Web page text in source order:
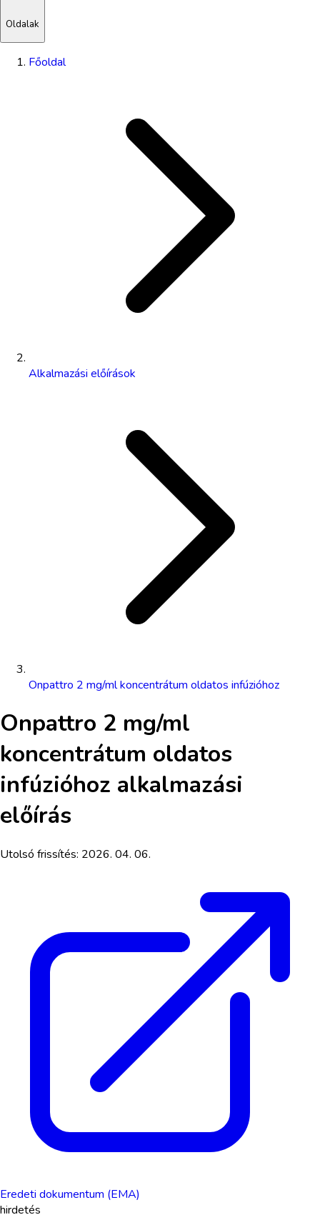
Oldalak
Főoldal
Alkalmazási előírások
Onpattro 2 mg/ml koncentrátum oldatos infúzióhoz
Onpattro 2 mg/ml
koncentrátum oldatos
infúzióhoz alkalmazási
előírás
Utolsó frissítés: 2026. 04. 06.
Eredeti dokumentum (EMA)
hirdetés